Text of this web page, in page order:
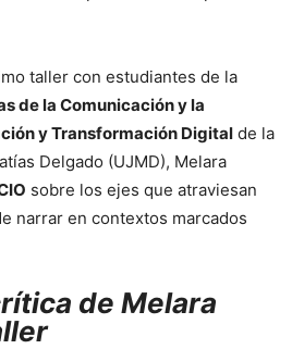
taller con estudiantes de la
de la Comunicación y la
y Transformación Digital de la
Delgado (UJMD), Melara
sobre los ejes que atraviesan
narrar en contextos marcados
de Melara